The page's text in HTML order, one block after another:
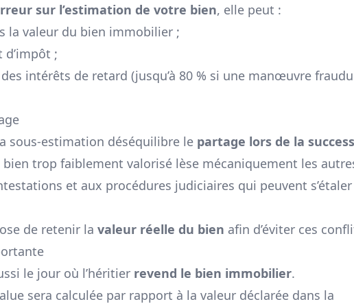
sur l’estimation de votre bien, elle peut :
la valeur du bien immobilier ;
;
intérêts de retard (jusqu’à 80 % si une manœuvre
sous-estimation déséquilibre le partage lors de la
trop faiblement valorisé lèse mécaniquement les
et aux procédures judiciaires qui peuvent
de retenir la valeur réelle du bien afin d’éviter ces
le jour où l’héritier revend le bien immobilier.
sera calculée par rapport à la valeur déclarée dans la